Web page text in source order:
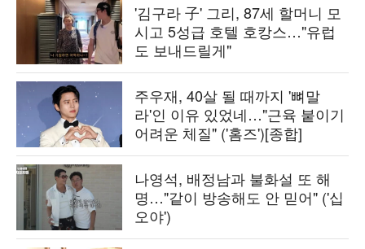
'김구라 子' 그리, 87세 할머니 모
시고 5성급 호텔 호캉스…"유럽
도 보내드릴게"
주우재, 40살 될 때까지 '뼈말
라'인 이유 있었네…"근육 붙이기
어려운 체질" ('홈즈')[종합]
나영석, 배정남과 불화설 또 해
명…"같이 방송해도 안 믿어" ('십
오야')